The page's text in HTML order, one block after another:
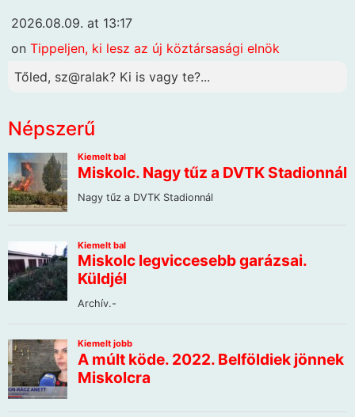
2026.08.09. at 13:17
on Tippeljen, ki lesz az új köztársasági elnök
Tőled, sz@ralak? Ki is vagy te?...
Népszerű